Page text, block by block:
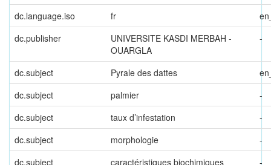
dc.language.iso fr
dc.publisher
UNIVERSITE KASDI MERBAH -
OUARGLA
-
dc.subject Pyrale des dattes
dc.subject
palmier
-
dc.subject
taux d’infestation
-
dc.subject
morphologie
-
dc.subject
caractéristiques biochimiques
-